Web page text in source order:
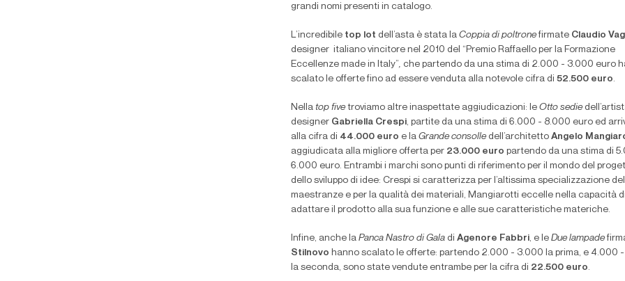
grandi nomi presenti in catalogo.
L’incredibile top lot dell’asta è stata la Coppia di poltronefirmate Claudio
designer italiano vincitore nel 2010 del “Premio Raffaello per la Formazione
Eccellenze made in Italy”, che partendo da una stima di 2.000 - 3.000 euro
scalato le offerte fino ad essere venduta alla notevole cifra di 52.500 euro.
Nella top fivetroviamo altre inaspettate aggiudicazioni: le Otto sedie
designer Gabriella Crespi, partite da una stima di 6.000 - 8.000 euro ed
alla cifra di 44.000 euro e la Grande consolledell’architetto Angelo
aggiudicata alla migliore offerta per 23.000 euro partendo da una stima di
6.000 euro. Entrambi i marchi sono punti di riferimento per il mondo del
dello sviluppo di idee: Crespi si caratterizza per l’altissima specializzazione
maestranze e per la qualità dei materiali, Mangiarotti eccelle nella capacità
adattare il prodotto alla sua funzione e alle sue caratteristiche materiche.
Infine, anche la Panca Nastro di Gala di Agenore Fabbri, e le Due lampade
Stilnovo hanno scalato le offerte: partendo 2.000 - 3.000 la prima, e 4.000
la seconda, sono state vendute entrambe per la cifra di 22.500 euro.